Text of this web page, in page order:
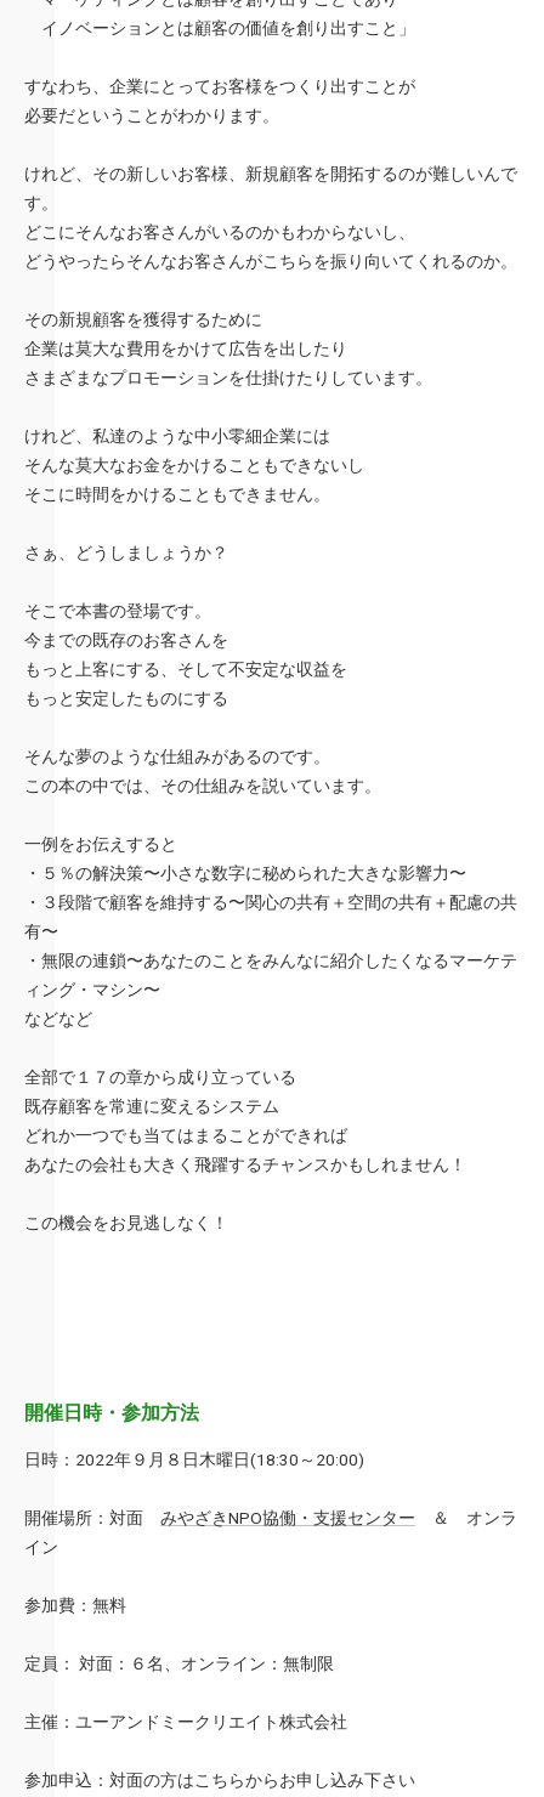
イノベーションとは顧客の価値を創り出すこと」
すなわち、企業にとってお客様をつくり出すことが
必要だということがわかります。
けれど、その新しいお客様、新規顧客を開拓するのが難しいんで
す。
どこにそんなお客さんがいるのかもわからないし、
どうやったらそんなお客さんがこちらを振り向いてくれるのか。
その新規顧客を獲得するために
企業は莫大な費用をかけて広告を出したり
さまざまなプロモーションを仕掛けたりしています。
けれど、私達のような中小零細企業には
そんな莫大なお金をかけることもできないし
そこに時間をかけることもできません。
さぁ、どうしましょうか？
そこで本書の登場です。
今までの既存のお客さんを
もっと上客にする、そして不安定な収益を
もっと安定したものにする
そんな夢のような仕組みがあるのです。
この本の中では、その仕組みを説いています。
一例をお伝えすると
・５％の解決策〜小さな数字に秘められた大きな影響力〜
・３段階で顧客を維持する〜関心の共有＋空間の共有＋配慮の共
有〜
・無限の連鎖〜あなたのことをみんなに紹介したくなるマーケテ
ィング・マシン〜
などなど
全部で１７の章から成り立っている
既存顧客を常連に変えるシステム
どれか一つでも当てはまることができれば
あなたの会社も大きく飛躍するチャンスかもしれません！
この機会をお見逃しなく！
開催日時・参加方法
日時：2022年９月８日木曜日(18:30～20:00)
開催場所：対面 みやざきNPO協働・支援センター ＆ オンラ
イン
参加費：無料
定員： 対面：６名、オンライン：無制限
主催：ユーアンドミークリエイト株式会社
参加申込：対面の方はこちらからお申し込み下さい